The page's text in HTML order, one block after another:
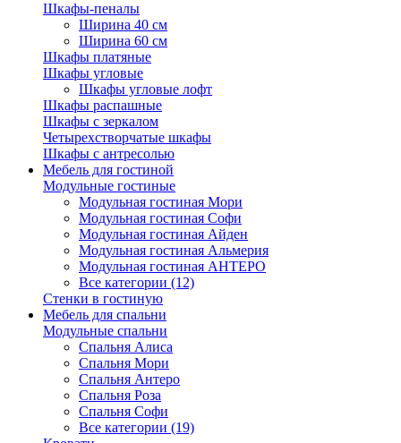
Шкафы-пеналы
Ширина 40 см
Ширина 60 см
Шкафы платяные
Шкафы угловые
Шкафы угловые лофт
Шкафы распашные
Шкафы с зеркалом
Четырехстворчатые шкафы
Шкафы с антресолью
Мебель для гостиной
Модульные гостиные
Модульная гостиная Мори
Модульная гостиная Софи
Модульная гостиная Айден
Модульная гостиная Альмерия
Модульная гостиная АНТЕРО
Все категории (12)
Стенки в гостиную
Мебель для спальни
Модульные спальни
Спальня Алиса
Спальня Мори
Спальня Антеро
Спальня Роза
Спальня Софи
Все категории (19)